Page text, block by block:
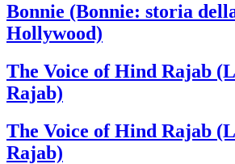
Bonnie (Bonnie: storia
Hollywood)
The Voice of Hind Rajab
Rajab)
The Voice of Hind Rajab
Rajab)